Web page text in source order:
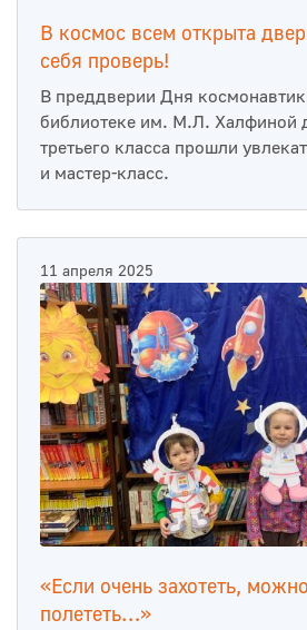
В космос всем открыта
себя проверь!
В преддверии Дня
библиотеке им. М.Л. Халфиной
третьего класса прошли
и мастер-класс.
11 апреля 2025
«Если очень захотеть,
полететь…»